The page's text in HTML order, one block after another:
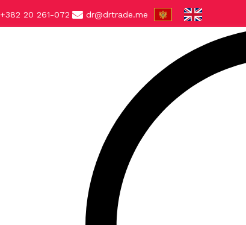
+382 20 261-072 dr@drtrade.me